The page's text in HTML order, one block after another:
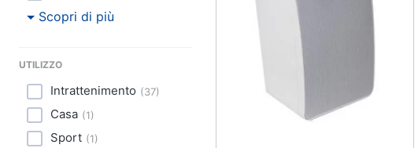
Scopri di più
UTILIZZO
Intrattenimento (37)
Casa (1)
Sport (1)